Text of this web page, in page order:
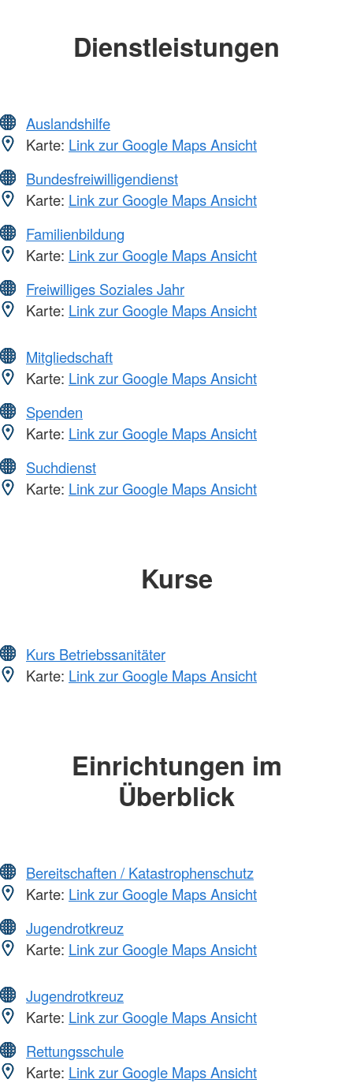
Dienstleistungen
Auslandshilfe
Karte: Link zur Google Maps Ansicht
Bundesfreiwilligendienst
Karte: Link zur Google Maps Ansicht
Familienbildung
Karte: Link zur Google Maps Ansicht
Freiwilliges Soziales Jahr
Karte: Link zur Google Maps Ansicht
Mitgliedschaft
Karte: Link zur Google Maps Ansicht
Spenden
Karte: Link zur Google Maps Ansicht
Suchdienst
Karte: Link zur Google Maps Ansicht
Kurse
Kurs Betriebssanitäter
Karte: Link zur Google Maps Ansicht
Einrichtungen im
Überblick
Bereitschaften / Katastrophenschutz
Karte: Link zur Google Maps Ansicht
Jugendrotkreuz
Karte: Link zur Google Maps Ansicht
Jugendrotkreuz
Karte: Link zur Google Maps Ansicht
Rettungsschule
Karte: Link zur Google Maps Ansicht